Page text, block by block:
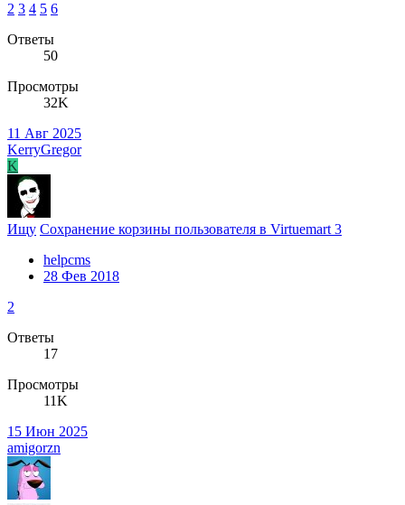
2 3 4 5 6
Ответы
50
Просмотры
32K
11 Авг 2025
KerryGregor
K
Ищу Сохранение корзины пользователя в Virtuemart 3
helpcms
28 Фев 2018
2
Ответы
17
Просмотры
11K
15 Июн 2025
amigorzn